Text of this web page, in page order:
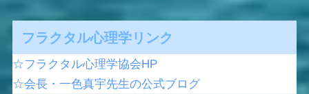
フラクタル心理学リンク
☆フラクタル心理学協会HP
☆会長・一色真宇先生の公式ブログ